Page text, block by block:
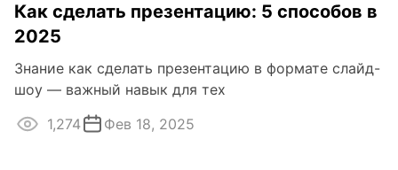
Как сделать презентацию: 5 способов в
2025
Знание как сделать презентацию в формате слайд-
шоу — важный навык для тех
1,274
Фев 18, 2025